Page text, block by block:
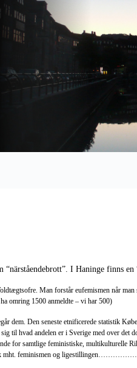
I Haninge finns en
Man forstår eufemismen når
omring 1500 anmeldte – vi har 500)
dem. Den seneste etnificerede statistik
til hvad andelen er i Sverige med over det
for samtlige feministiske, multikulturelle
mht. feminismen og